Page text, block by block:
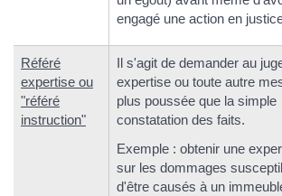
engagé une action en
Référé
expertise ou
"référé
instruction"
Il s'agit de demander au
expertise ou toute autre
plus poussée que la simple
constatation des faits.
Exemple : obtenir une
sur les dommages
d'être causés à un